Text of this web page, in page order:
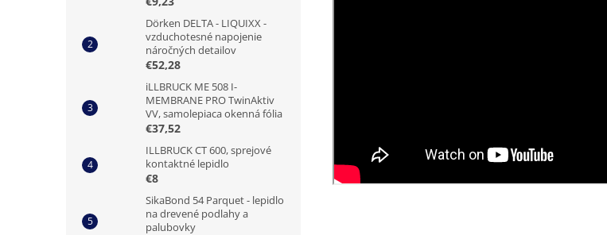
Dörken DELTA - LIQUIXX -
vzduchotesné napojenie
náročných detailov
€52,28
iLLBRUCK ME 508 I-
MEMBRANE PRO TwinAktiv
VV, samolepiaca okenná fólia
€37,52
ILLBRUCK CT 600, sprejové
kontaktné lepidlo
€8
SikaBond 54 Parquet - lepidlo
na drevené podlahy a
palubovky